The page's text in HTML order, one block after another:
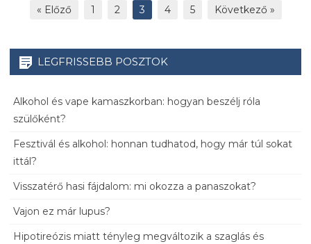
« Előző 1 2 3 4 5 Következő »
LEGFRISSEBB POSZTOK
Alkohol és vape kamaszkorban: hogyan beszélj róla
szülőként?
Fesztivál és alkohol: honnan tudhatod, hogy már túl sokat
ittál?
Visszatérő hasi fájdalom: mi okozza a panaszokat?
Vajon ez már lupus?
Hipotireózis miatt tényleg megváltozik a szaglás és